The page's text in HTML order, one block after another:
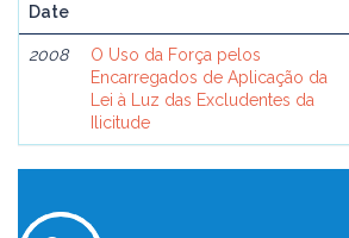
Date
2008
O Uso da Força pelos
Encarregados de Aplicação da
Lei à Luz das Excludentes da
Ilicitude